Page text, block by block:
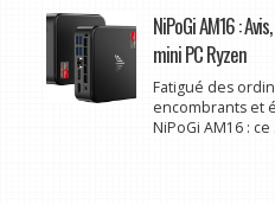
NiPoGi AM16 :
mini PC Ryzen
Fatigué des
encombrants et
NiPoGi AM16 : ce